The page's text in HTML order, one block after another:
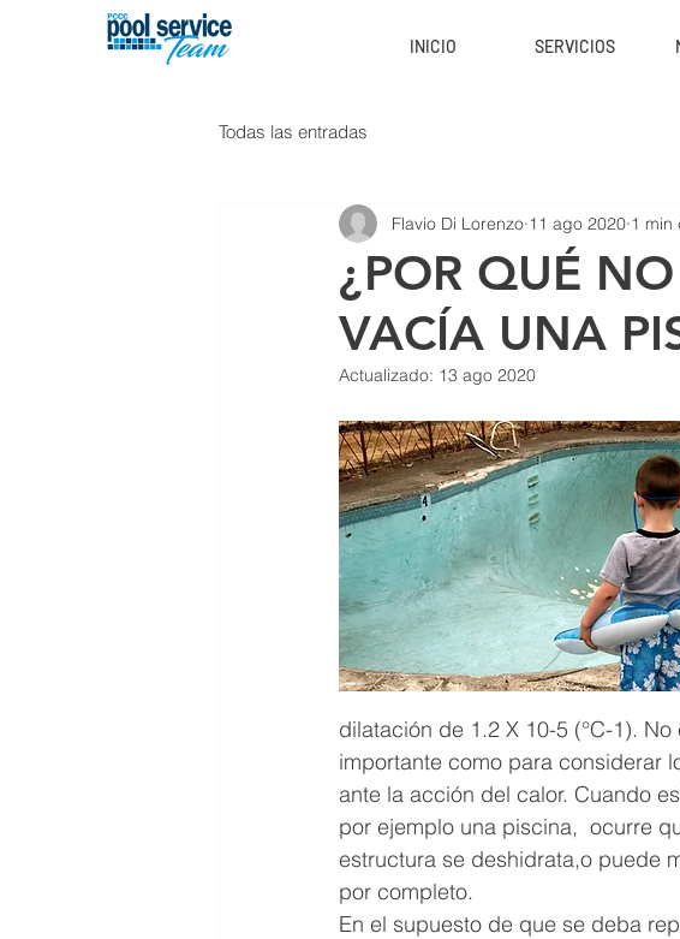
INICIO SERVICIOS
Todas las entradas
¿POR QUÉ
VACÍA UNA
Flavio Di Lorenzo 11 ago 2020 1 min
Actualizado: 13 ago 2020
dilatación de 1.2 X 10-5 (°C-1).
importante como para considerar
ante la acción del calor. Cuando
por ejemplo una piscina,  ocurre
estructura se deshidrata,o puede
por completo.
En el supuesto de que se deba